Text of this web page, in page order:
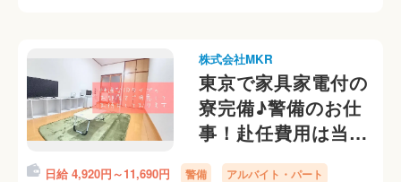
株式会社MKR
東京で家具家電付の
寮完備♪警備のお仕
事！赴任費用は当社
負担します
日給 4,920円～11,690円 警備 アルバイト・パート